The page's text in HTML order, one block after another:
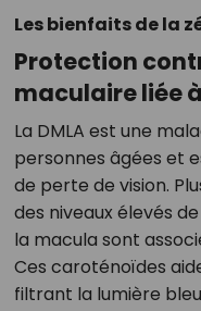
Les bienfaits de la
Protection
maculaire liée
La DMLA est une
personnes âgées et
de perte de vision.
des niveaux élevés
la macula sont
Ces caroténoïdes
filtrant la lumière